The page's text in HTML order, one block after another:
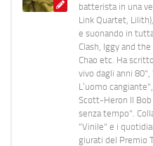
batterista in una
Link Quartet,
e suonando in
Clash, Iggy and
Chao etc. Ha
vivo dagli anni 80",
L’uomo
Scott-Heron Il Bob
senza tempo".
"Vinile" e i
giurati del Premio